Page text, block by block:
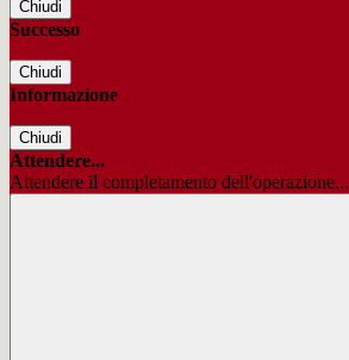
Chiudi
Successo
Chiudi
Informazione
Chiudi
Attendere...
Attendere il completamento dell'operazione...